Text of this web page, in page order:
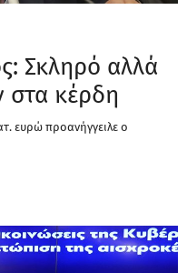
Σκληρό αλλά
στα κέρδη
ευρώ προανήγγειλε ο